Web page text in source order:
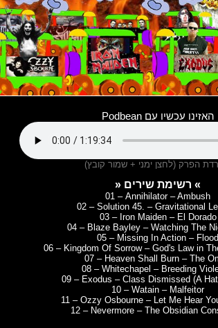
האזינו עכשיו עם Podbean
הפרק (לחצן ימני + שמור קובץ)
» רשימת שירים «
01 – Annihilator – Ambush
02 – Solution 45. – Gravitational
03 – Iron Maiden – El Dorado
04 – Blaze Bayley – Watching The
05 – Missing In Action – Flood
06 – Kingdom Of Sorrow – God's Law in
07 – Heaven Shall Burn – The
08 – Whitechapel – Breeding
09 – Exodus – Class Dismissed (A
10 – Watain – Malfeitor
11 – Ozzy Osbourne – Let Me Hear
12 – Nevermore – The Obsidian